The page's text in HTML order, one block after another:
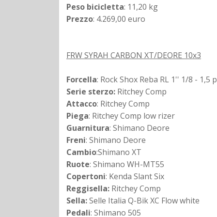
Peso bicicletta: 11,20 kg
Prezzo: 4.269,00 euro
FRW SYRAH CARBON XT/DEORE 10x3
Forcella: Rock Shox Reba RL 1'' 1/8 - 1,5
Serie sterzo: Ritchey Comp
Attacco: Ritchey Comp
Piega: Ritchey Comp low rizer
Guarnitura: Shimano Deore
Freni: Shimano Deore
Cambio:Shimano XT
Ruote: Shimano WH-MT55
Copertoni: Kenda Slant Six
Reggisella: Ritchey Comp
Sella:Selle Italia Q-Bik XC Flow white
Pedali: Shimano 505